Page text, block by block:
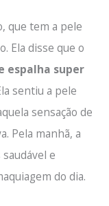
que tem a pele
Ela disse que o
espalha super
sentiu a pele
sensação de
Pela manhã, a
e
do dia.